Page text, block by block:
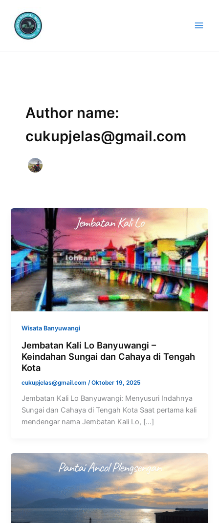
konten
Author name:
cukupjelas@gmail.com
Wisata Banyuwangi
Jembatan Kali Lo Banyuwangi –
Keindahan Sungai dan Cahaya di Tengah
Kota
cukupjelas@gmail.com /Oktober 19, 2025
Jembatan Kali Lo Banyuwangi: Menyusuri Indahnya
Sungai dan Cahaya di Tengah Kota Saat pertama kali
mendengar nama Jembatan Kali Lo, […]